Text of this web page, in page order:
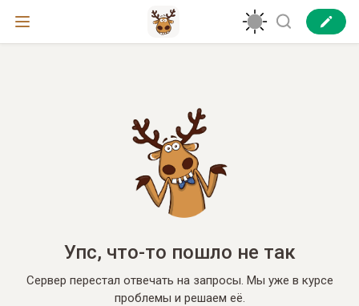
Упс, что-то пошло не так
Сервер перестал отвечать на запросы. Мы уже в курсе
проблемы и решаем её.